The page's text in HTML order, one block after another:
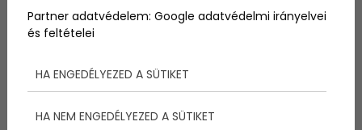
Megosztás:
További bejegyzések
Partner adatvédelem: Google adatvédelmi irányelvei
és feltételei
HA ENGEDÉLYEZED A SÜTIKET
HA NEM ENGEDÉLYEZED A SÜTIKET